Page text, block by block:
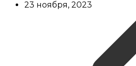
23 ноября, 2023